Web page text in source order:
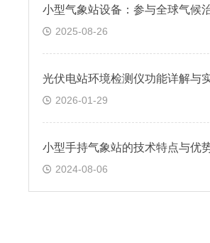
2025-08-26
2026-01-29
2024-08-06